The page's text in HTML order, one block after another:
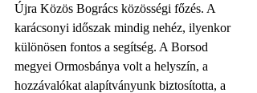
Újra Közös Bogrács közösségi főzés. A
karácsonyi időszak mindig nehéz, ilyenkor
különösen fontos a segítség. A Borsod
megyei Ormosbánya volt a helyszín, a
hozzávalókat alapítványunk biztosította, a